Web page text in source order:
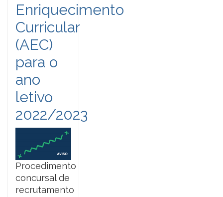
Enriquecimento
Curricular
(AEC)
para o
ano
letivo
2022/2023
Procedimento
concursal de
recrutamento